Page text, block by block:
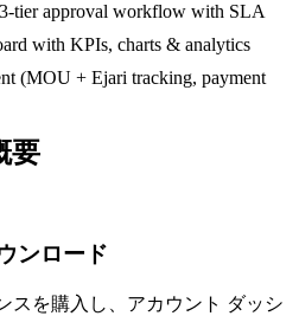
tier approval workflow with SLA
with KPIs, charts & analytics
(MOU + Ejari tracking, payment
要
ンロード
スを購入し、アカウント ダッシ